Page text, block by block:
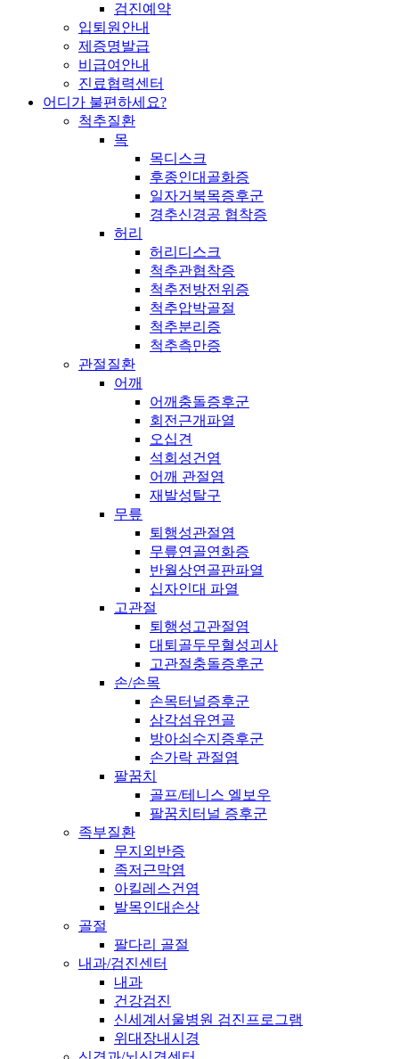
검진예약
입퇴원안내
제증명발급
비급여안내
진료협력센터
어디가 불편하세요?
척추질환
목
목디스크
후종인대골화증
일자거북목증후군
경추신경공 협착증
허리
허리디스크
척추관협착증
척추전방전위증
척추압박골절
척추분리증
척추측만증
관절질환
어깨
어깨충돌증후군
회전근개파열
오십견
석회성건염
어깨 관절염
재발성탈구
무릎
퇴행성관절염
무릎연골연화증
반월상연골판파열
십자인대 파열
고관절
퇴행성고관절염
대퇴골두무혈성괴사
고관절충돌증후군
손/손목
손목터널증후군
삼각섬유연골
방아쇠수지증후군
손가락 관절염
팔꿈치
골프/테니스 엘보우
팔꿈치터널 증후군
족부질환
무지외반증
족저근막염
아킬레스건염
발목인대손상
골절
팔다리 골절
내과/검진센터
내과
건강검진
신세계서울병원 검진프로그램
위대장내시경